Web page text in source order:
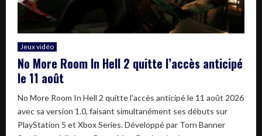
Jeux vidéo
No More Room In Hell 2 quitte l’accès anticipé
le 11 août
No More Room In Hell 2 quitte l'accès anticipé le 11 août 2026
avec sa version 1.0, faisant simultanément ses débuts sur
PlayStation 5 et Xbox Series. Développé par Torn Banner